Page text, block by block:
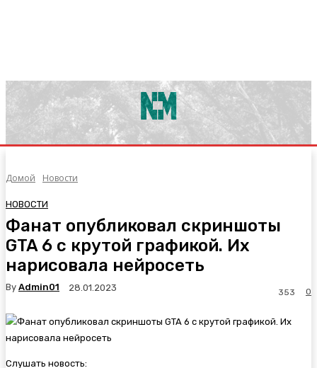
Домой Новости
НОВОСТИ
Фанат опубликовал скриншоты
GTA 6 с крутой графикой. Их
нарисовала нейросеть
By Admin01 28.01.2023 0
353
Слушать новость: